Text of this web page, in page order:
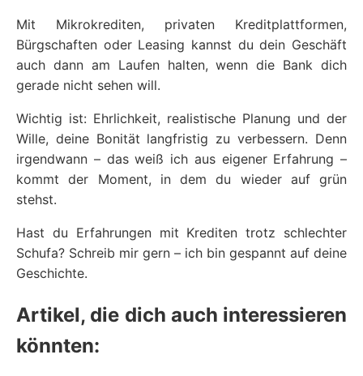
Mit Mikrokrediten, privaten Kreditplattformen,
Bürgschaften oder Leasing kannst du dein Geschäft
auch dann am Laufen halten, wenn die Bank dich
gerade nicht sehen will.
Wichtig ist: Ehrlichkeit, realistische Planung und der
Wille, deine Bonität langfristig zu verbessern. Denn
irgendwann – das weiß ich aus eigener Erfahrung –
kommt der Moment, in dem du wieder auf grün
stehst.
Hast du Erfahrungen mit Krediten trotz schlechter
Schufa? Schreib mir gern – ich bin gespannt auf deine
Geschichte.
Artikel, die dich auch interessieren
könnten: